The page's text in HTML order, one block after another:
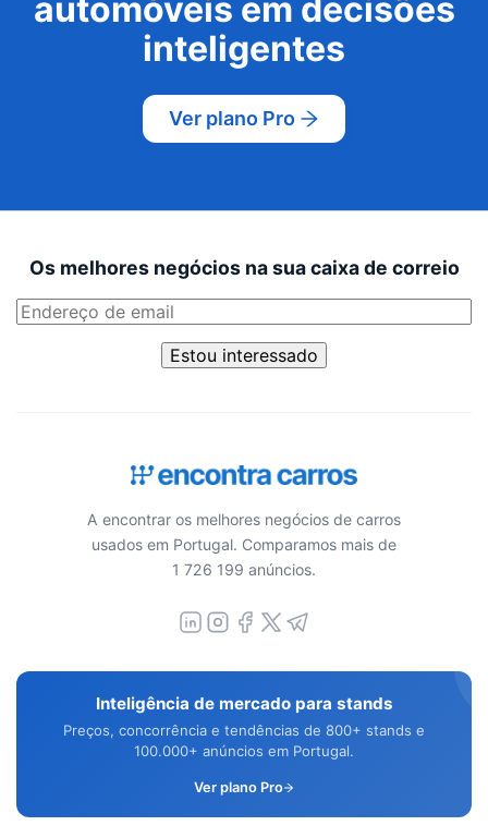
automóveis em decisões
inteligentes
Ver plano Pro
Os melhores negócios na sua caixa de correio
Estou interessado
A encontrar os melhores negócios de carros
usados em Portugal. Comparamos mais de
1 726 199 anúncios.
Inteligência de mercado para stands
Preços, concorrência e tendências de 800+ stands e
100.000+ anúncios em Portugal.
Ver plano Pro